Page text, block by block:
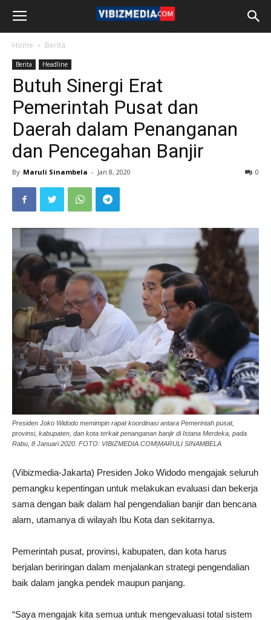
Home Berita
Berita Headline
Butuh Sinergi Erat
Pemerintah Pusat dan
Daerah dalam Penanganan
dan Pencegahan Banjir
By Maruli Sinambela - Jan 8, 2020 0
Presiden Joko Widodo memimpin rapat koordinasi antara Pemerintah pusat,
provinsi, kabupaten, dan kota terkait penanganan banjir di Istana Merdeka, pada
Rabu, 8 Januari 2020. FOTO: VIBIZMEDIA.COM|MARULI SINAMBELA
(Vibizmedia-Jakarta) Presiden Joko Widodo mengajak seluruh
pemangku kepentingan untuk melakukan evaluasi dan bekerja
sama dengan baik dalam hal pengendalian banjir dan bencana
alam, utamanya di wilayah Ibu Kota dan sekitarnya.
Pemerintah pusat, provinsi, kabupaten, dan kota harus
berjalan beriringan dalam menjalankan strategi pengendalian
baik dalam jangka pendek maupun panjang.
“Saya mengajak kita semua untuk mengevaluasi total sistem